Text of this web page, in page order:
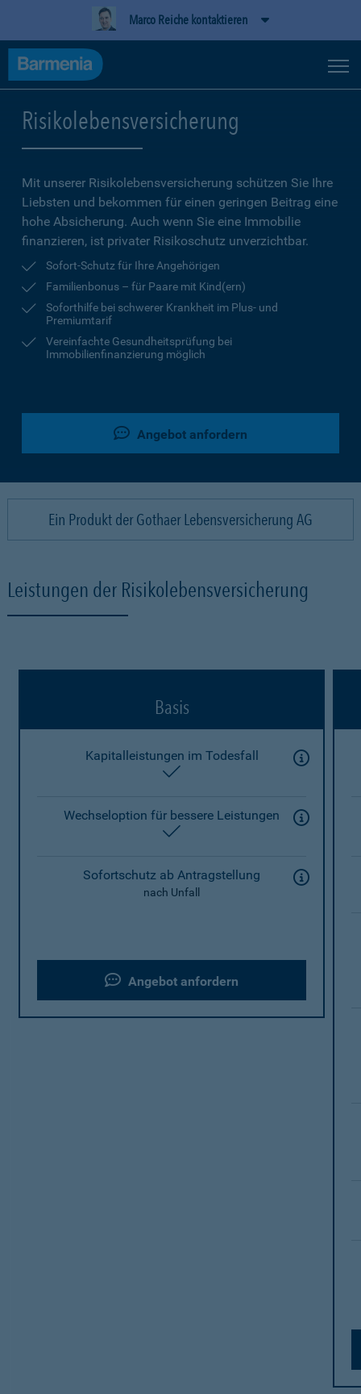
Marco Reiche kontaktieren
Risikolebensversicherung
Mit unserer Risikolebensversicherung schützen Sie Ihre
Liebsten und bekommen für einen geringen Beitrag eine
hohe Ab­sicherung. Auch wenn Sie eine Immobilie
finanzieren, ist privater Risikoschutz unverzichtbar.
Sofort-Schutz für Ihre Angehörigen
Familienbonus – für Paare mit Kind(ern)
Soforthilfe bei schwerer Krankheit im Plus- und
Premiumtarif
Vereinfachte Gesundheitsprüfung bei
Immobilienfinanzierung möglich
Angebot anfordern
Ein Produkt der Gothaer Lebensversicherung AG
Leistungen der Risikolebensversicherung
Basis
Kapitalleistungen im Todesfall
Wechseloption für bessere Leistungen
Sofortschutz ab Antragstellung
nach Unfall
Angebot anfordern